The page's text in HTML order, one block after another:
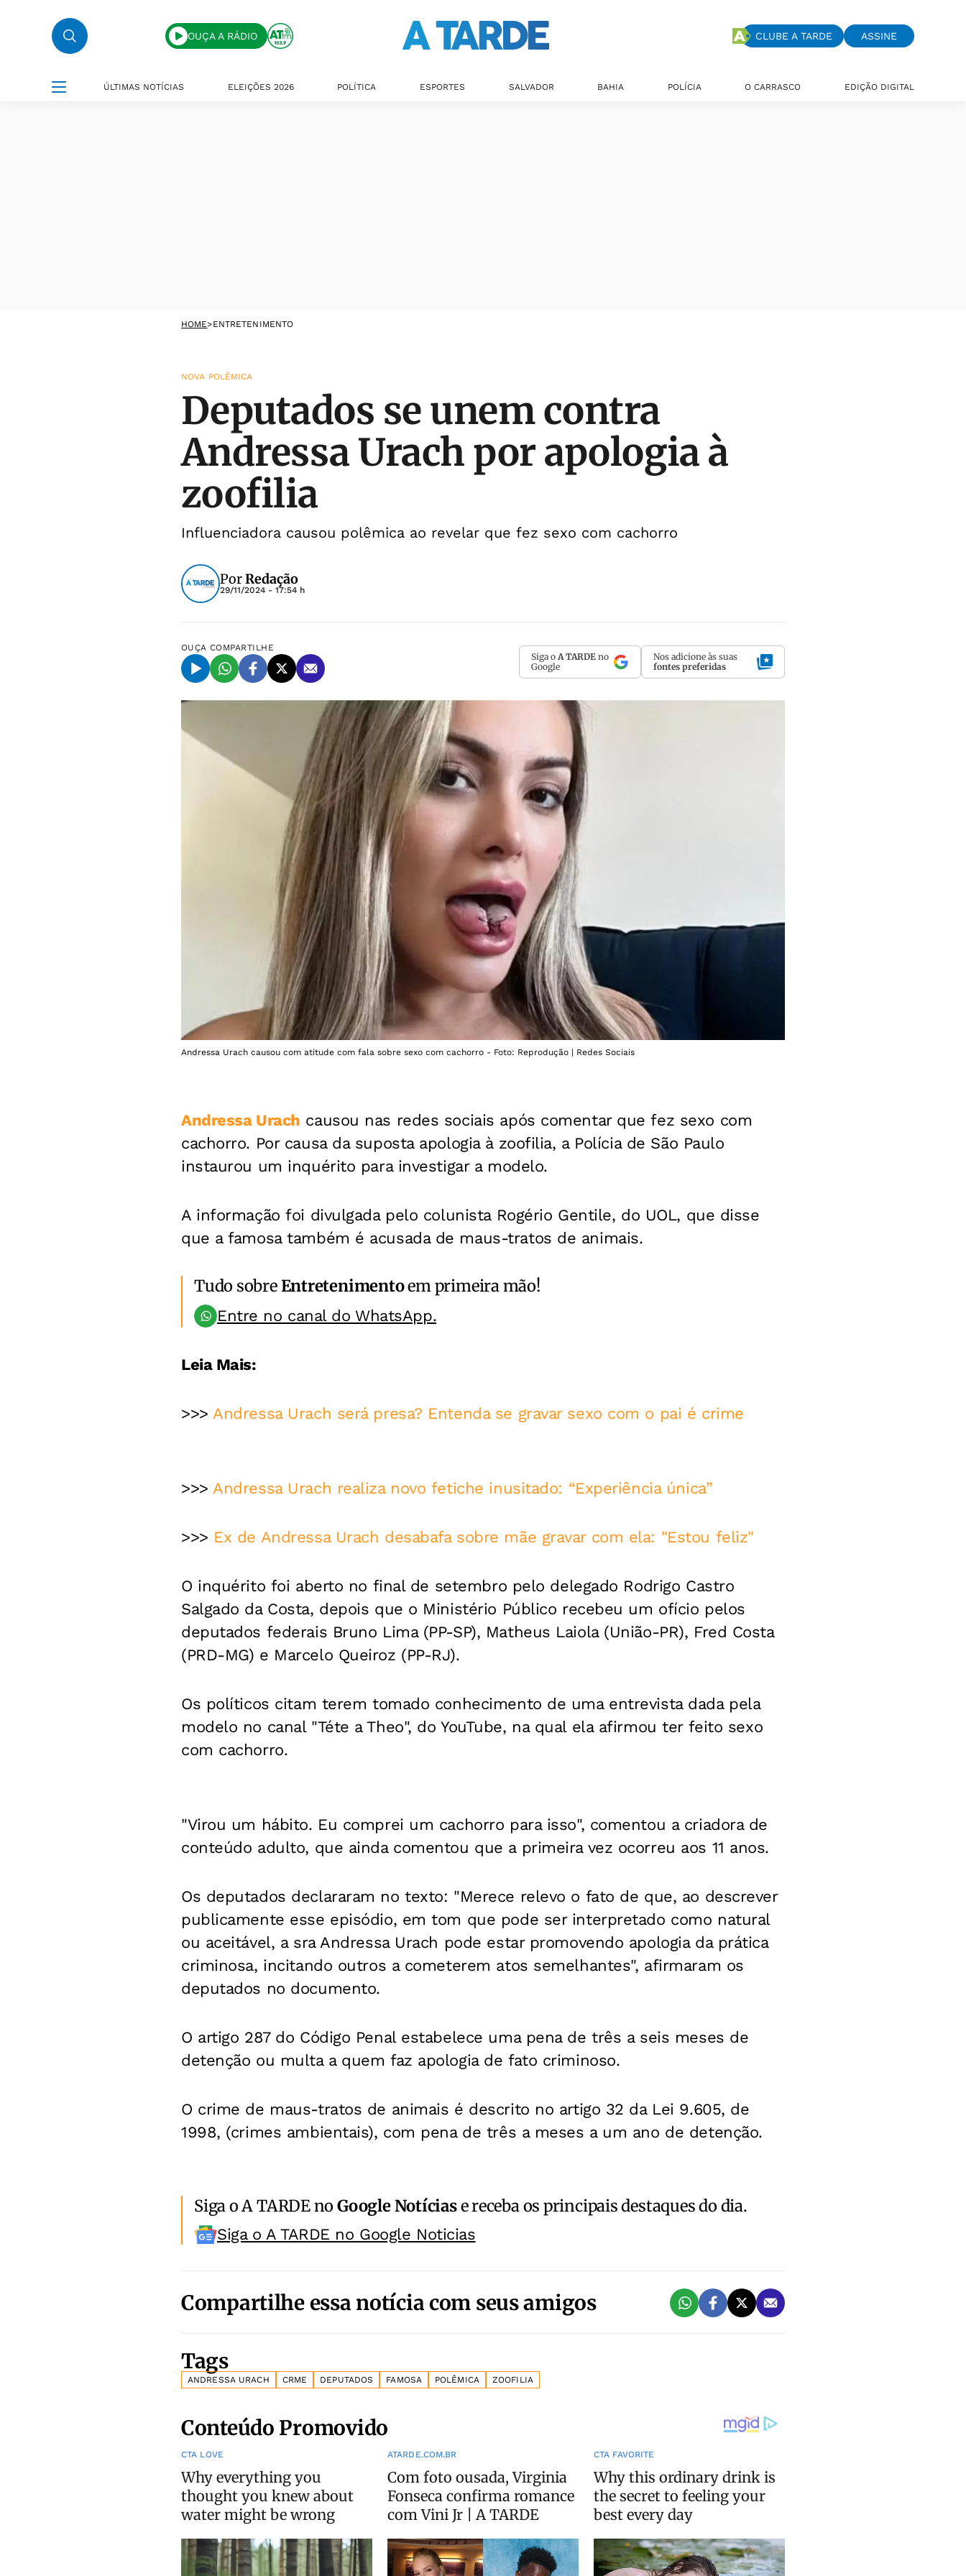
OUÇA A RÁDIO CLUBE A TARDE ASSINE
ÚLTIMAS NOTÍCIAS ELEIÇÕES 2026 POLÍTICA ESPORTES SALVADOR BAHIA POLÍCIA O CARRASCO EDIÇÃO DIGITAL
HOME>ENTRETENIMENTO
NOVA POLÊMICA
Deputados se unem contra
Andressa Urach por apologia à
zoofilia
Influenciadora causou polêmica ao revelar que fez sexo com cachorro
PorRedação
29/11/2024 - 17:54 h
OUÇA COMPARTILHE
Siga o A TARDE no
Google
Nos adicione às suas
fontes preferidas
Andressa Urach causou com atitude com fala sobre sexo com cachorro - Foto: Reprodução | Redes Sociais
Andressa Urach causou nas redes sociais após comentar que fez sexo com
cachorro. Por causa da suposta apologia à zoofilia, a Polícia de São Paulo
instaurou um inquérito para investigar a modelo.
A informação foi divulgada pelo colunista Rogério Gentile, do UOL, que disse
que a famosa também é acusada de maus-tratos de animais.
Tudo sobreEntretenimentoem primeira mão!
Entre no canal do WhatsApp.
Leia Mais:
>>> Andressa Urach será presa? Entenda se gravar sexo com o pai é crime
>>> Andressa Urach realiza novo fetiche inusitado: “Experiência única”
>>> Ex de Andressa Urach desabafa sobre mãe gravar com ela: "Estou feliz"
O inquérito foi aberto no final de setembro pelo delegado Rodrigo Castro
Salgado da Costa, depois que o Ministério Público recebeu um ofício pelos
deputados federais Bruno Lima (PP-SP), Matheus Laiola (União-PR), Fred Costa
(PRD-MG) e Marcelo Queiroz (PP-RJ).
Os políticos citam terem tomado conhecimento de uma entrevista dada pela
modelo no canal "Téte a Theo", do YouTube, na qual ela afirmou ter feito sexo
com cachorro.
"Virou um hábito. Eu comprei um cachorro para isso", comentou a criadora de
conteúdo adulto, que ainda comentou que a primeira vez ocorreu aos 11 anos.
Os deputados declararam no texto: "Merece relevo o fato de que, ao descrever
publicamente esse episódio, em tom que pode ser interpretado como natural
ou aceitável, a sra Andressa Urach pode estar promovendo apologia da prática
criminosa, incitando outros a cometerem atos semelhantes", afirmaram os
deputados no documento.
O artigo 287 do Código Penal estabelece uma pena de três a seis meses de
detenção ou multa a quem faz apologia de fato criminoso.
O crime de maus-tratos de animais é descrito no artigo 32 da Lei 9.605, de
1998, (crimes ambientais), com pena de três a meses a um ano de detenção.
Siga o A TARDE noGoogle Notíciase receba os principais destaques do dia.
Siga o A TARDE no Google Noticias
Compartilhe essa notícia com seus amigos
Tags
ANDRESSA URACH CRME DEPUTADOS FAMOSA POLÊMICA ZOOFILIA